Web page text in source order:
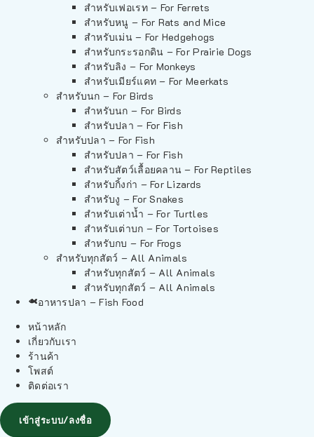
สำหรับเฟอเรท – For Ferrets
สำหรับหนู – For Rats and Mice
สำหรับเม่น – For Hedgehogs
สำหรับกระรอกดิน – For Prairie Dogs
สำหรับลิง – For Monkeys
สำหรับเมียร์แคท – For Meerkats
สำหรับนก – For Birds
สำหรับนก – For Birds
สำหรับปลา – For Fish
สำหรับปลา – For Fish
สำหรับปลา – For Fish
สำหรับสัตว์เลื้อยคลาน – For Reptiles
สำหรับกิ้งก่า – For Lizards
สำหรับงู – For Snakes
สำหรับเต่าน้ำ – For Turtles
สำหรับเต่าบก – For Tortoises
สำหรับกบ – For Frogs
สำหรับทุกสัตว์ – All Animals
สำหรับทุกสัตว์ – All Animals
สำหรับทุกสัตว์ – All Animals
อาหารปลา – Fish Food
หน้าหลัก
เกี่ยวกับเรา
ร้านค้า
โพสต์
ติดต่อเรา
เข้าสู่ระบบ/ลงชื่อ